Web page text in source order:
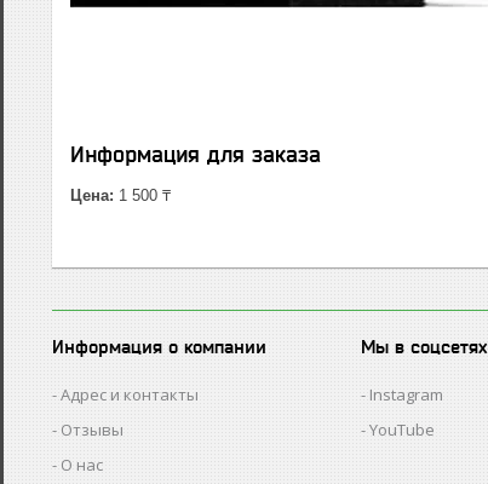
Информация для заказа
Цена: 1 500 ₸
Информация о компании
Адрес и контакты
Отзывы
О нас
Мы в соцсетях
Instagram
YouTube